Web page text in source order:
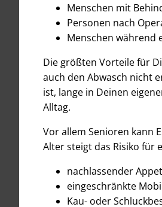
Menschen mit
Personen nach
Menschen während
Die größten Vorteile für
auch den Abwasch nicht
ist, lange in Deinen
Alltag.
Vor allem Senioren kann
Alter steigt das Risiko für
nachlassender
eingeschränkte
Kau- oder